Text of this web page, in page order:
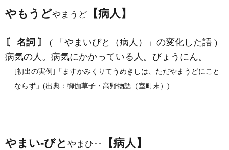
やもうどやまうど 【病人】
〘 名詞 〙
( 「やまいびと（病人）」の変化した語 )
病気の人。病気にかかっている人。びょうにん。
[初出の実例]「ますかみくりてうめきしは、ただやまうどにこと
ならず」(出典：御伽草子・高野物語（室町末）)
やまい‐びと やまひ‥ 【病人】